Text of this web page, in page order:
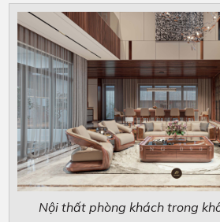
Nội thất phòng khách trong